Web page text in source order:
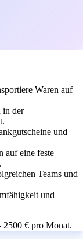
Waren auf
in der
und
auf eine feste
Teams und
und
2500 € pro Monat.